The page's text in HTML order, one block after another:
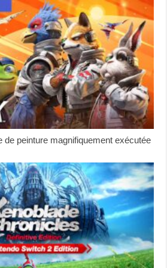
de peinture magnifiquement exécutée